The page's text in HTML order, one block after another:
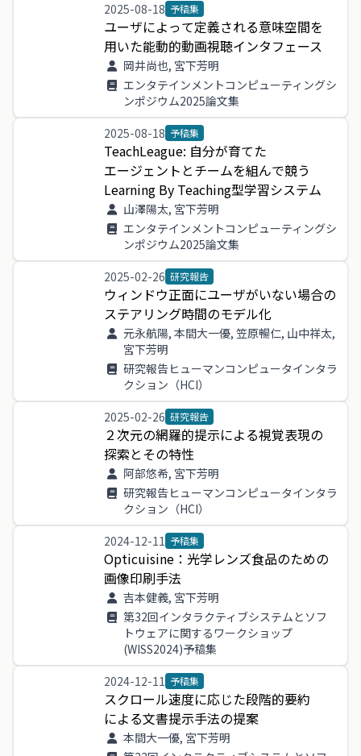
2025-08-18 予稿集
ユーザによって定義される意味空間を
用いた能動的動画視聴インタフェース
岡井尚也, 宮下芳明
エンタテインメントコンピューティングシ
ンポジウム2025論文集
2025-08-18 予稿集
TeachLeague: 自分が育てた
エージェント とチームを組んで競う
Learning By Teaching型学習システム
山澤陽太, 宮下芳明
エンタテインメントコンピューティングシ
ンポジウム2025論文集
2025-02-26 研究報告
ウィンドウ正面にユーザがいない場合の
ステアリング時間のモデル化
元永航陽, 本間大一優, 笠原暢仁, 山中祥太,
宮下芳明
研究報告ヒューマンコンピュータインタラ
クション（HCI）
2025-02-26 研究報告
２次元の網羅的提示による視覚表現の
探索とその特性
阿部悠希, 宮下芳明
研究報告ヒューマンコンピュータインタラ
クション（HCI）
2024-12-11 予稿集
Opticuisine： 光学レンズ食品のための
画像印刷手法
吉本健義, 宮下芳明
第32回インタラクティブシステムとソフ
トウェアに関するワークショップ
(WISS2024)予稿集
2024-12-11 予稿集
スクロール速度に応じた段階的要約
による文書提示手法の提案
本間大一優, 宮下芳明